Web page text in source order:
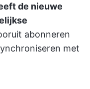
de nieuwe
abonneren
met